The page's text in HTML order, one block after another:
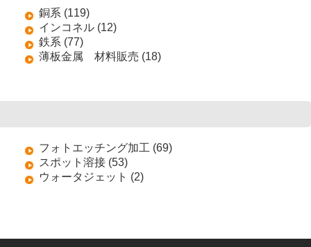
銅系 (119)
インコネル (12)
鉄系 (77)
薄板金属 材料販売 (18)
フォトエッチング加工 (69)
スポット溶接 (53)
ウォータジェット (2)